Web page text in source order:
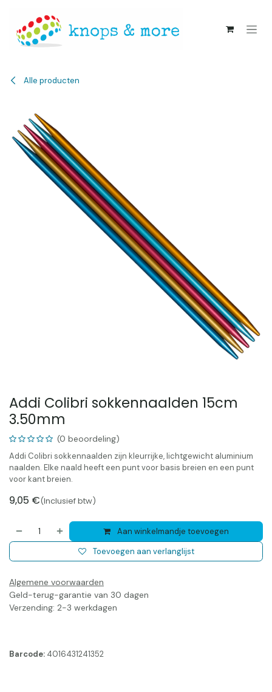
Alle producten
Addi Colibri sokkennaalden 15cm
3.50mm
(0 beoordeling)
Addi Colibri sokkennaalden zijn kleurrijke, lichtgewicht aluminium
naalden. Elke naald heeft een punt voor basis breien en een punt
voor kant breien.
9,05 €(Inclusief btw)
Aan winkelmandje toevoegen
Toevoegen aan verlanglijst
Algemene voorwaarden
Geld-terug-garantie van 30 dagen
Verzending: 2-3 werkdagen
Barcode: 4016431241352